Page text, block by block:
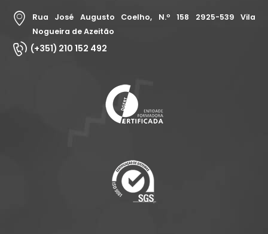
Rua José Augusto Coelho, N.º 158 2925-539 Vila
Nogueira de Azeitão
(+351) 210 152 492